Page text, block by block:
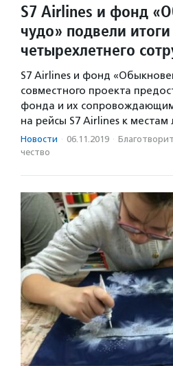
S7 Airlines и фонд
чудо» подвели итоги
четырехлетнего
S7 Airlines и фонд
совместного проекта
фонда и их
на рейсы S7 Airlines к местам
Новости · 06.11.2019 ·
чест­во